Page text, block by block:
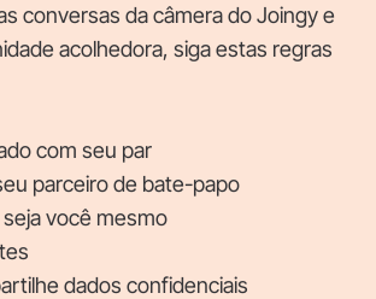
conversas da câmera do Joingy e
acolhedora, siga estas regras
com seu par
parceiro de bate-papo
você mesmo
dados confidenciais